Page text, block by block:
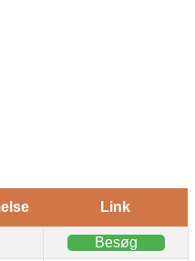
Link
Besøg